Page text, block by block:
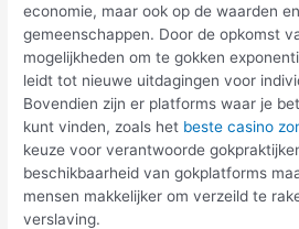
economie, maar ook op de waarden
gemeenschappen. Door de opkomst
mogelijkheden om te gokken
leidt tot nieuwe uitdagingen voor
Bovendien zijn er platforms waar je
kunt vinden, zoals het beste casino
keuze voor verantwoorde
beschikbaarheid van gokplatforms
mensen makkelijker om verzeild te
verslaving.